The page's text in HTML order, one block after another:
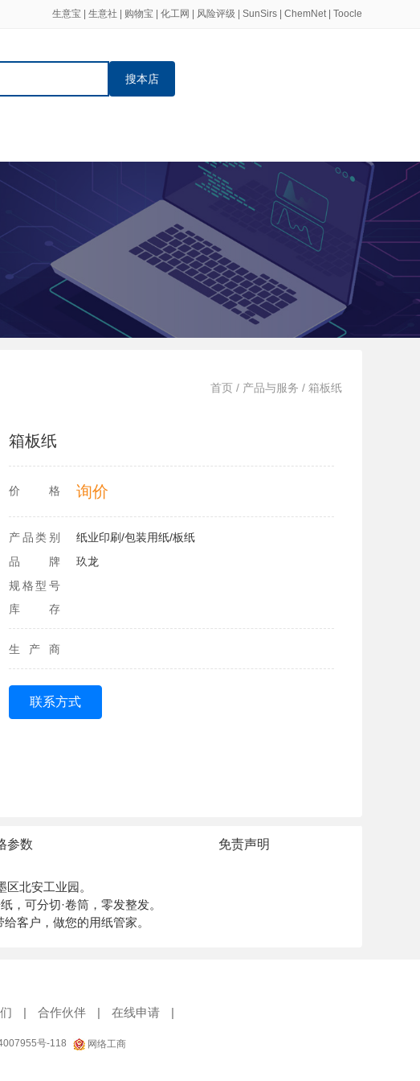
生意宝 生意社 购物宝 化工网 风险评级 SunSirs ChemNet| Toocle
搜本店
首页 / 产品与服务 / 箱板纸
箱板纸
价格 询价
产品类别
纸业印刷/包装用纸/板纸
品牌
玖龙
规格型号
库存
生产商
联系方式
参数 免责声明
北安工业园。
，可分切·卷筒，零发整发。
客户，做您的用纸管家。
| 合作伙伴 | 在线申请 |
号-118 网络工商